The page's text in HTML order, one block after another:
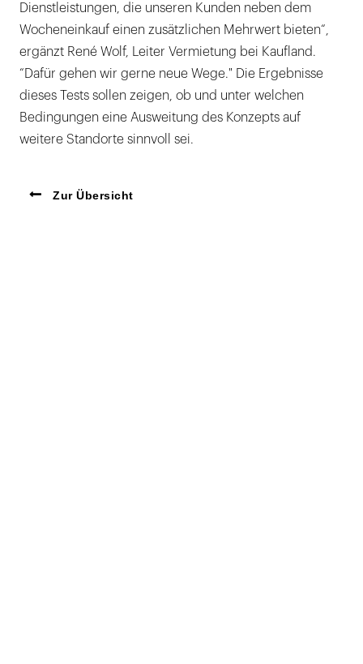
Dienstleistungen, die unseren Kunden neben dem
Wocheneinkauf einen zusätzlichen Mehrwert bieten“,
ergänzt René Wolf, Leiter Vermietung bei Kaufland.
“Dafür gehen wir gerne neue Wege." Die Ergebnisse
dieses Tests sollen zeigen, ob und unter welchen
Bedingungen eine Ausweitung des Konzepts auf
weitere Standorte sinnvoll sei.
Zur Übersicht